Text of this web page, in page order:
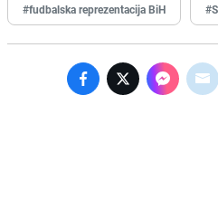
#fudbalska reprezentacija BiH